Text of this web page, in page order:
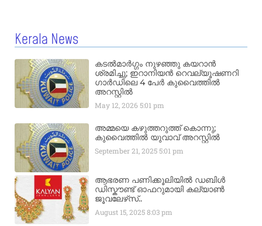
Kerala News
കടൽമാർഗ്ഗം നുഴഞ്ഞു കയറാൻ
ശ്രമിച്ചു; ഇറാനിയൻ റെവല്യൂഷണറി
ഗാർഡിലെ 4 പേർ കുവൈത്തിൽ
അറസ്റ്റിൽ
May 12, 20265:01 pm
അമ്മയെ കഴുത്തറുത്ത് കൊന്നു;
കുവൈത്തിൽ യുവാവ് അറസ്റ്റിൽ
September 21, 20255:01 pm
ആഭരണ പണിക്കൂലിയിൽ ഡബിൾ
ഡിസ്കൗണ്ട് ഓഫറുമായി കല്യാൺ
ജൂവലേഴ്‌സ്..
August 15, 20258:03 pm